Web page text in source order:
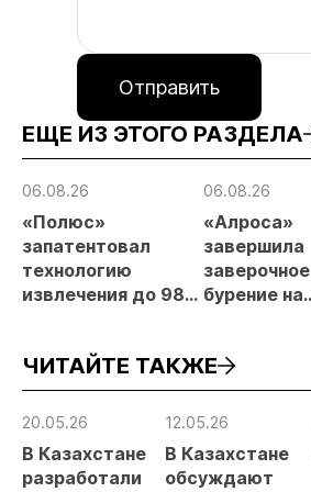
Отправить
ЕЩЕ ИЗ ЭТОГО РАЗДЕЛА
06.08.26
«Полюс»
запатентовал
технологию
извлечения до 98%
шлака
06.08.26
«Алроса»
завершила
заверочное
бурение на
Дегдекан
ЧИТАЙТЕ ТАКЖЕ
20.05.26
В Казахстане
разработали
12.05.26
В Казахстане
обсуждают